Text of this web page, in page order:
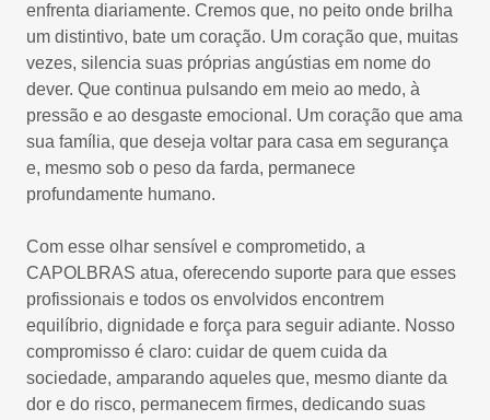
enfrenta diariamente. Cremos que, no peito onde brilha
um distintivo, bate um coração. Um coração que, muitas
vezes, silencia suas próprias angústias em nome do
dever. Que continua pulsando em meio ao medo, à
pressão e ao desgaste emocional. Um coração que ama
sua família, que deseja voltar para casa em segurança
e, mesmo sob o peso da farda, permanece
profundamente humano.
Com esse olhar sensível e comprometido, a
CAPOLBRAS atua, oferecendo suporte para que esses
profissionais e todos os envolvidos encontrem
equilíbrio, dignidade e força para seguir adiante. Nosso
compromisso é claro: cuidar de quem cuida da
sociedade, amparando aqueles que, mesmo diante da
dor e do risco, permanecem firmes, dedicando suas